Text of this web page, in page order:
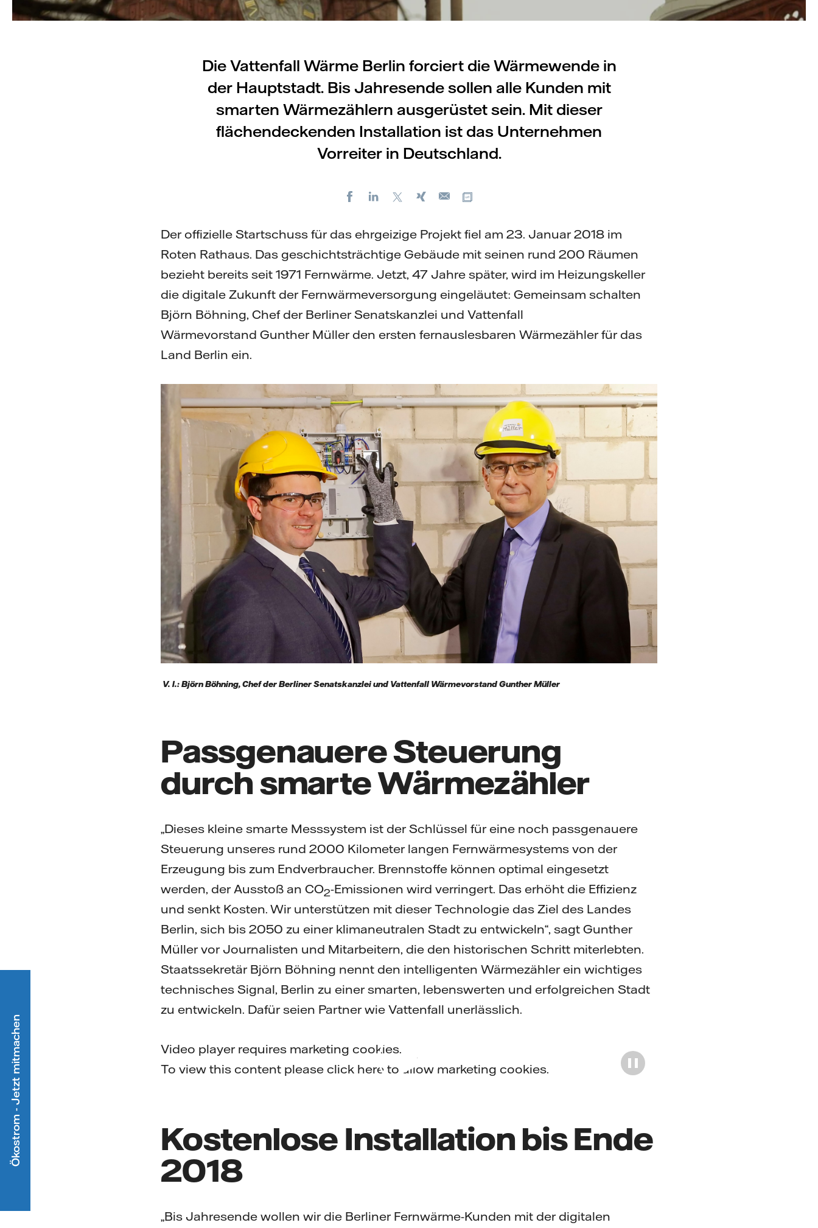
Die Vattenfall Wärme Berlin forciert die Wärmewende in
der Hauptstadt. Bis Jahresende sollen alle Kunden mit
smarten Wärmezählern ausgerüstet sein. Mit dieser
flächendeckenden Installation ist das Unternehmen
Vorreiter in Deutschland.
FacebookLinkedIn Xing
E-
Der offizielle Startschuss für das ehrgeizige Projekt fiel am 23. Januar 2018 im
Roten Rathaus. Das geschichtsträchtige Gebäude mit seinen rund 200 Räumen
bezieht bereits seit 1971 Fernwärme. Jetzt, 47 Jahre später, wird im Heizungskeller
die digitale Zukunft der Fernwärmeversorgung eingeläutet: Gemeinsam schalten
Björn Böhning, Chef der Berliner Senatskanzlei und Vattenfall
Wärmevorstand Gunther Müller den ersten fernauslesbaren Wärmezähler für das
Land Berlin ein.
V. l.: Björn Böhning, Chef der Berliner Senatskanzlei und Vattenfall Wärmevorstand Gunther Müller
Passgenauere Steuerung
durch smarte Wärmezähler
„Dieses kleine smarte Messsystem ist der Schlüssel für eine noch passgenauere
Steuerung unseres rund 2000 Kilometer langen Fernwärmesystems von der
Erzeugung bis zum Endverbraucher. Brennstoffe können optimal eingesetzt
werden, der Ausstoß an CO2-Emissionen wird verringert. Das erhöht die Effizienz
und senkt Kosten. Wir unterstützen mit dieser Technologie das Ziel des Landes
Berlin, sich bis 2050 zu einer klimaneutralen Stadt zu entwickeln“, sagt Gunther
Müller vor Journalisten und Mitarbeitern, die den historischen Schritt miterlebten.
Staatssekretär Björn Böhning nennt den intelligenten Wärmezähler ein wichtiges
technisches Signal, Berlin zu einer smarten, lebenswerten und erfolgreichen Stadt
zu entwickeln. Dafür seien Partner wie Vattenfall unerlässlich.
Video player requires marketing cookies.
To view this content please click here to allow marketing cookies.
Play
Kostenlose Installation bis Ende
2018
„Bis Jahresende wollen wir die Berliner Fernwärme-Kunden mit der digitalen
Ökostrom - Jetzt mitmachen